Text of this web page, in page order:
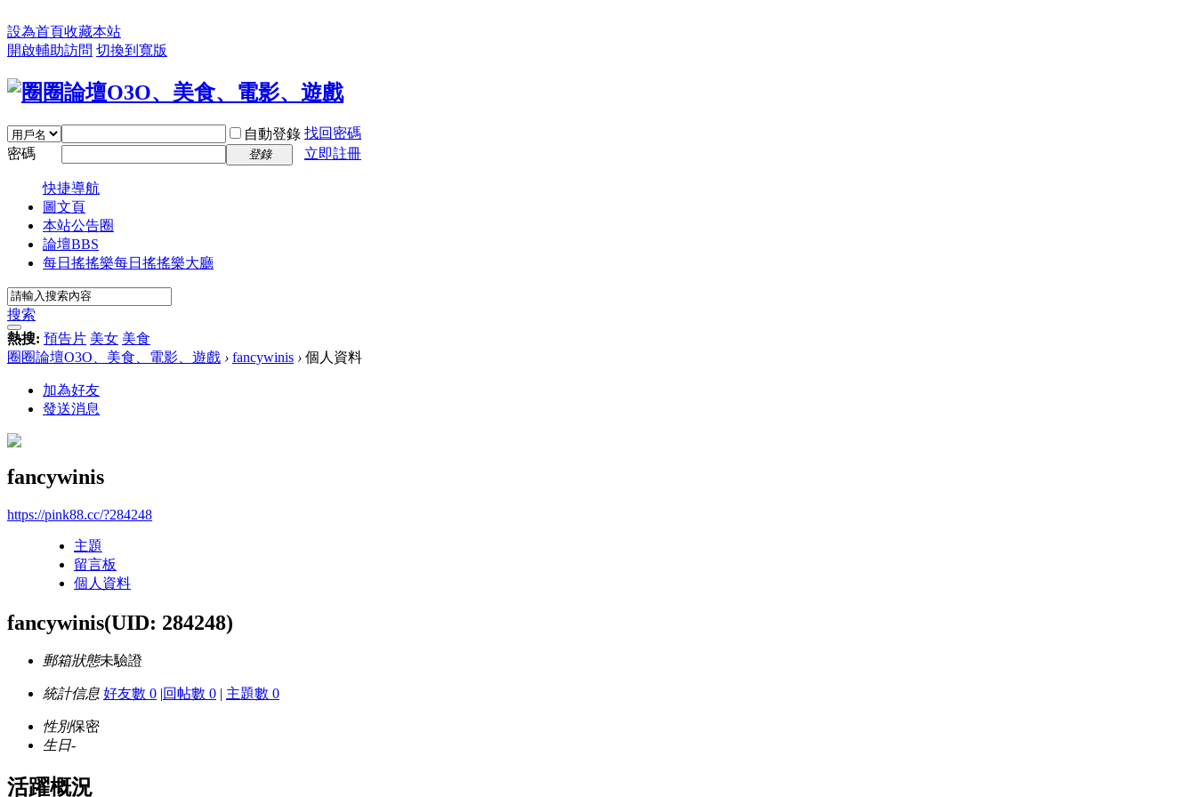
設為首頁收藏本站
開啟輔助訪問 切換到寬版
自動登錄 找回密碼
密碼
登錄 立即註冊
快捷導航
圖文頁
本站公告圈
論壇BBS
每日搖搖樂每日搖搖樂大廳
搜索
熱搜: 預告片 美女 美食
圈圈論壇O3O、美食、電影、遊戲 › fancywinis › 個人資料
加為好友
發送消息
fancywinis
https://pink88.cc/?284248
主題
留言板
個人資料
fancywinis(UID: 284248)
郵箱狀態未驗證
統計信息 好友數 0 |回帖數 0 | 主題數 0
性別保密
生日-
活躍概況